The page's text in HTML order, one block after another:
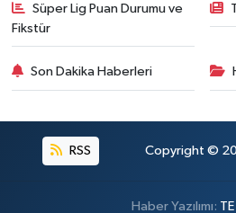
Süper Lig Puan Durumu ve
Fikstür
Son Dakika Haberleri
RSS Copyright ©
Haber Yazılımı: